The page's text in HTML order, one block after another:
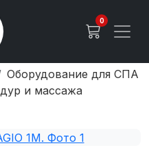
0
Оборудование для СПА
и массажа